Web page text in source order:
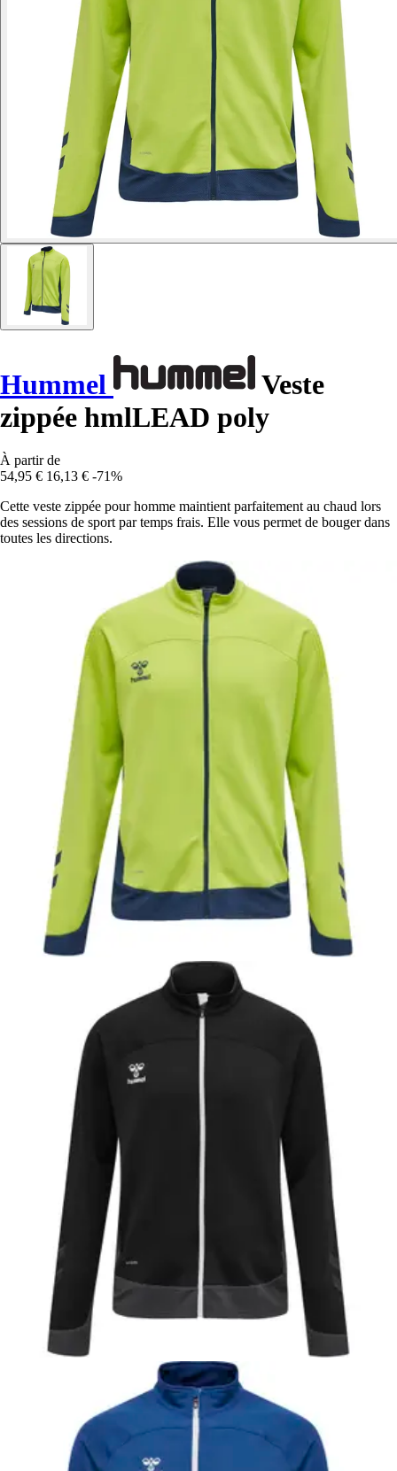
Hummel
Veste
zippée hmlLEAD poly
À partir de
54,95 € 16,13 € -71%
Cette veste zippée pour homme maintient parfaitement au chaud lors
des sessions de sport par temps frais. Elle vous permet de bouger dans
toutes les directions.